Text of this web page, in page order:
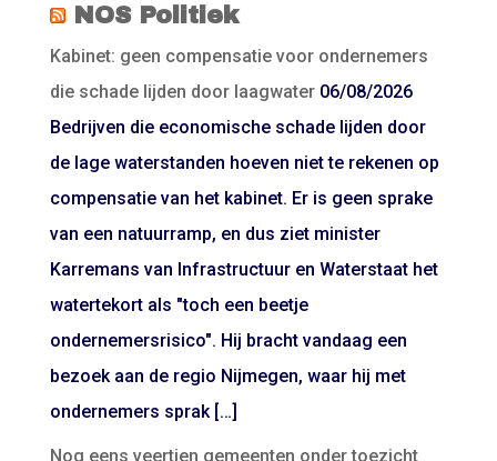
NOS Politiek
Kabinet: geen compensatie voor ondernemers
die schade lijden door laagwater 06/08/2026
Bedrijven die economische schade lijden door
de lage waterstanden hoeven niet te rekenen op
compensatie van het kabinet. Er is geen sprake
van een natuurramp, en dus ziet minister
Karremans van Infrastructuur en Waterstaat het
watertekort als "toch een beetje
ondernemersrisico". Hij bracht vandaag een
bezoek aan de regio Nijmegen, waar hij met
ondernemers sprak […]
Nog eens veertien gemeenten onder toezicht